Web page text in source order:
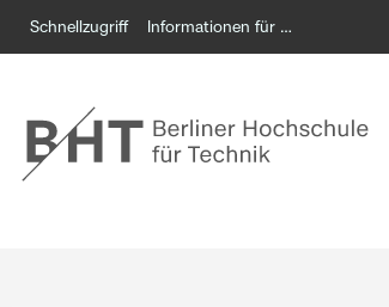
Schnellzugriff Informationen für …